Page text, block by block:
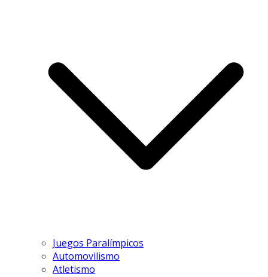
Juegos Paralímpicos
Automovilismo
Atletismo